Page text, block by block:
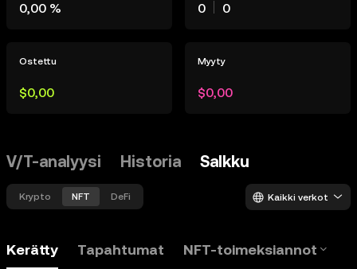
0,00 % 0 0
Ostettu
$0,00
Myyty
$0,00
V/T-analyysi Historia Salkku
Krypto NFT DeFi Kaikki verkot
Kerätty Tapahtumat NFT-toimeksiannot